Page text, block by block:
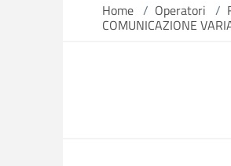
Home / Operatori /
COMUNICAZIONE